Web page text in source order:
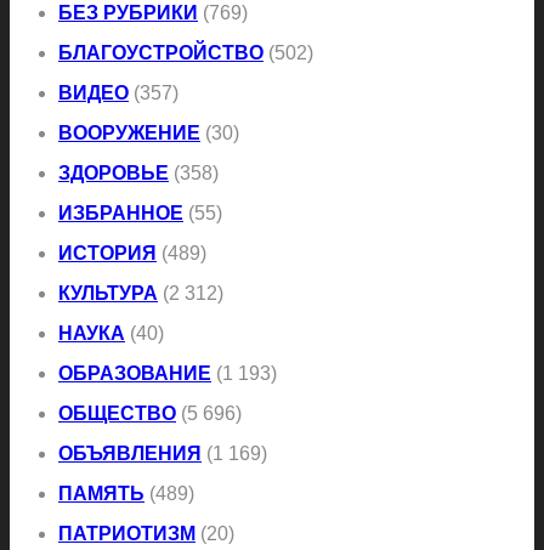
БЕЗ РУБРИКИ (769)
БЛАГОУСТРОЙСТВО (502)
ВИДЕО (357)
ВООРУЖЕНИЕ (30)
ЗДОРОВЬЕ (358)
ИЗБРАННОЕ (55)
ИСТОРИЯ (489)
КУЛЬТУРА (2 312)
НАУКА (40)
ОБРАЗОВАНИЕ (1 193)
ОБЩЕСТВО (5 696)
ОБЪЯВЛЕНИЯ (1 169)
ПАМЯТЬ (489)
ПАТРИОТИЗМ (20)